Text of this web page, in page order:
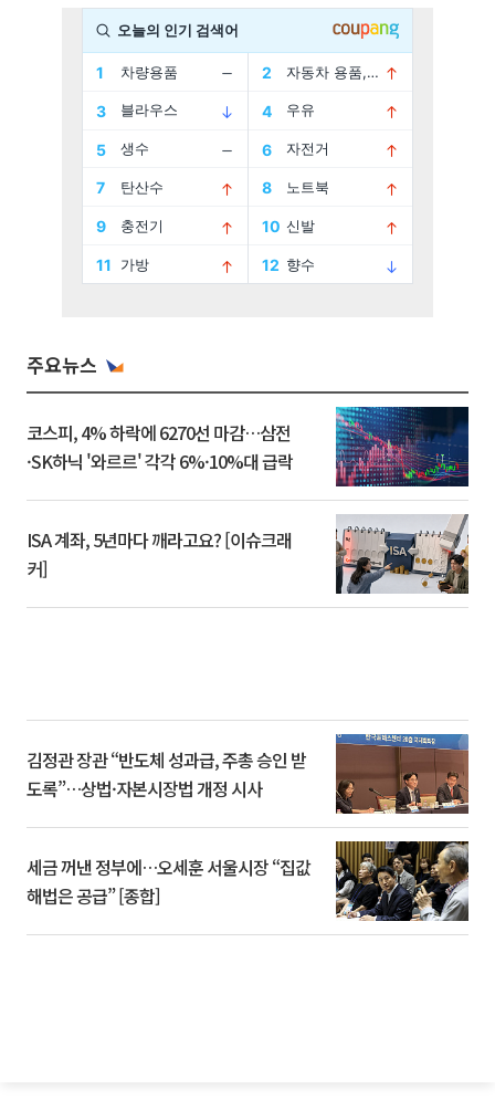
주요뉴스
코스피, 4% 하락에 6270선 마감…삼전
·SK하닉 '와르르' 각각 6%·10%대 급락
ISA 계좌, 5년마다 깨라고요? [이슈크래
커]
김정관 장관 “반도체 성과급, 주총 승인 받
도록”…상법·자본시장법 개정 시사
세금 꺼낸 정부에…오세훈 서울시장 “집값
해법은 공급” [종합]